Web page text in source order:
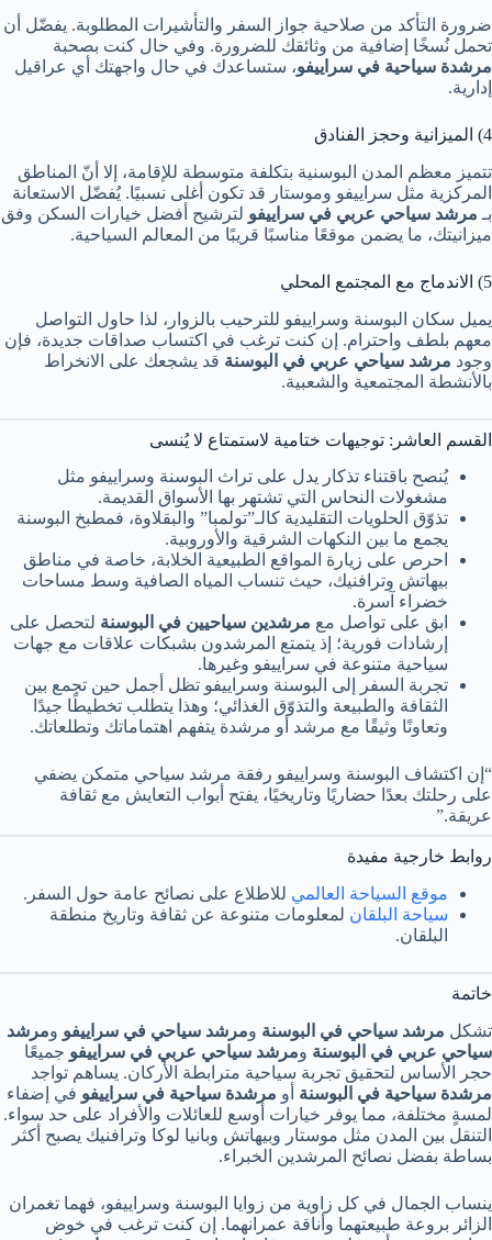
ضرورة التأكد من صلاحية جواز السفر والتأشيرات المطلوبة. يفضّل أن
تحمل نُسخًا إضافية من وثائقك للضرورة. وفي حال كنت بصحبة
مرشدة سياحية في سراييفو، ستساعدك في حال واجهتك أي عراقيل
إدارية.
4) الميزانية وحجز الفنادق
تتميز معظم المدن البوسنية بتكلفة متوسطة للإقامة، إلا أنّ المناطق
المركزية مثل سراييفو وموستار قد تكون أغلى نسبيًا. يُفضّل الاستعانة
بـ مرشد سياحي عربي في سراييفو لترشيح أفضل خيارات السكن وفق
ميزانيتك، ما يضمن موقعًا مناسبًا قريبًا من المعالم السياحية.
5) الاندماج مع المجتمع المحلي
يميل سكان البوسنة وسراييفو للترحيب بالزوار، لذا حاول التواصل
معهم بلطف واحترام. إن كنت ترغب في اكتساب صداقات جديدة، فإن
وجود مرشد سياحي عربي في البوسنة قد يشجعك على الانخراط
بالأنشطة المجتمعية والشعبية.
القسم العاشر: توجيهات ختامية لاستمتاع لا يُنسى
يُنصح باقتناء تذكار يدل على تراث البوسنة وسراييفو مثل
مشغولات النحاس التي تشتهر بها الأسواق القديمة.
تذوّق الحلويات التقليدية كالـ”تولمبا” والبقلاوة، فمطبخ البوسنة
يجمع ما بين النكهات الشرقية والأوروبية.
احرص على زيارة المواقع الطبيعية الخلابة، خاصة في مناطق
بيهاتش وترافنيك، حيث تنساب المياه الصافية وسط مساحات
خضراء آسرة.
ابق على تواصل مع مرشدين سياحيين في البوسنة لتحصل على
إرشادات فورية؛ إذ يتمتع المرشدون بشبكات علاقات مع جهات
سياحية متنوعة في سراييفو وغيرها.
تجربة السفر إلى البوسنة وسراييفو تظل أجمل حين تجمع بين
الثقافة والطبيعة والتذوّق الغذائي؛ وهذا يتطلب تخطيطًا جيدًا
وتعاونًا وثيقًا مع مرشد أو مرشدة يتفهم اهتماماتك وتطلعاتك.
“إن اكتشاف البوسنة وسراييفو رفقة مرشد سياحي متمكن يضفي
على رحلتك بعدًا حضاريًا وتاريخيًا، يفتح أبواب التعايش مع ثقافة
عريقة.”
روابط خارجية مفيدة
موقع السياحة العالمي للاطلاع على نصائح عامة حول السفر.
سياحة البلقان لمعلومات متنوعة عن ثقافة وتاريخ منطقة
البلقان.
خاتمة
تشكل مرشد سياحي في البوسنة ومرشد سياحي في سراييفو ومرشد
سياحي عربي في البوسنة ومرشد سياحي عربي في سراييفو جميعًا
حجر الأساس لتحقيق تجربة سياحية مترابطة الأركان. يساهم تواجد
مرشدة سياحية في البوسنة أو مرشدة سياحية في سراييفو في إضفاء
لمسةٍ مختلفة، مما يوفر خيارات أوسع للعائلات والأفراد على حد سواء.
التنقل بين المدن مثل موستار وبيهاتش وبانيا لوكا وترافنيك يصبح أكثر
بساطة بفضل نصائح المرشدين الخبراء.
ينساب الجمال في كل زاوية من زوايا البوسنة وسراييفو، فهما تغمران
الزائر بروعة طبيعتهما وأناقة عمرانهما. إن كنت ترغب في خوض